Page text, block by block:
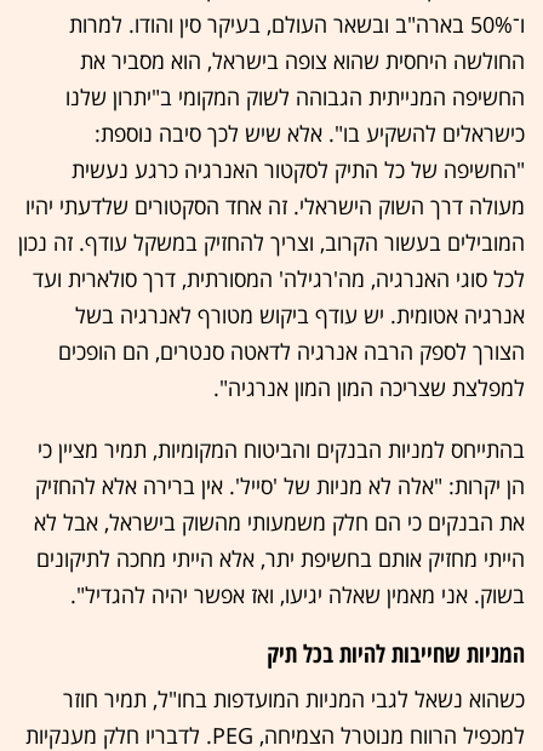
ו־50% בארה"ב ובשאר העולם, בעיקר סין והודו. למרות
החולשה היחסית שהוא צופה בישראל, הוא מסביר את
החשיפה המנייתית הגבוהה לשוק המקומי ב"יתרון שלנו
כישראלים להשקיע בו". אלא שיש לכך סיבה נוספת:
"החשיפה של כל התיק לסקטור האנרגיה כרגע נעשית
מעולה דרך השוק הישראלי. זה אחד הסקטורים שלדעתי יהיו
המובילים בעשור הקרוב, וצריך להחזיק במשקל עודף. זה נכון
לכל סוגי האנרגיה, מה'רגילה' המסורתית, דרך סולארית ועד
אנרגיה אטומית. יש עודף ביקוש מטורף לאנרגיה בשל
הצורך לספק הרבה אנרגיה לדאטה סנטרים, הם הופכים
למפלצת שצריכה המון המון אנרגיה".
בהתייחס למניות הבנקים והביטוח המקומיות, תמיר מציין כי
הן יקרות: "אלה לא מניות של 'סייל'. אין ברירה אלא להחזיק
את הבנקים כי הם חלק משמעותי מהשוק בישראל, אבל לא
הייתי מחזיק אותם בחשיפת יתר, אלא הייתי מחכה לתיקונים
בשוק. אני מאמין שאלה יגיעו, ואז אפשר יהיה להגדיל".
המניות שחייבות להיות בכל תיק
כשהוא נשאל לגבי המניות המועדפות בחו"ל, תמיר חוזר
למכפיל הרווח מנוטרל הצמיחה, PEG. לדבריו חלק מענקיות